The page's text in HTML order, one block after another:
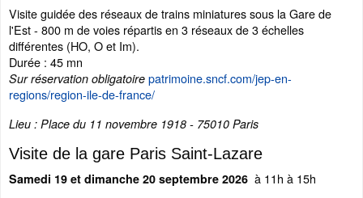
Visite guidée des réseaux de trains miniatures sous la Gare de
l'Est - 800 m de voies répartis en 3 réseaux de 3 échelles
différentes (HO, O et Im).
Durée : 45 mn
Sur réservation obligatoire patrimoine.sncf.com/jep-en-
regions/region-ile-de-france/
Lieu : Place du 11 novembre 1918 - 75010 Paris
Visite de la gare Paris Saint-Lazare
Samedi 19 et dimanche 20 septembre 2026 à 11h à 15h